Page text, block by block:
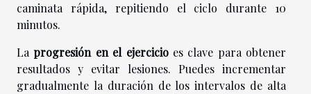
caminata rápida, repitiendo el ciclo durante 10
minutos.
Laprogresión en el ejercicioes clave para obtener
resultados y evitar lesiones. Puedes incrementar
gradualmente la duración de los intervalos de alta